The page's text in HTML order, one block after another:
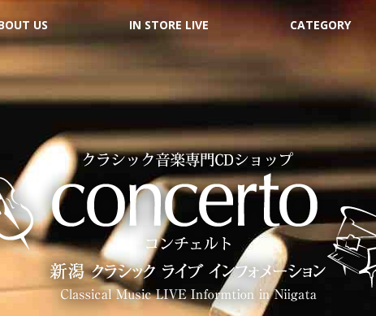
US IN STORE LIVE CATEGORY